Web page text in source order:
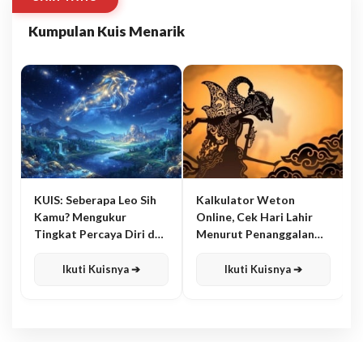
Kumpulan Kuis Menarik
KUIS: Seberapa Leo Sih
Kamu? Mengukur
Tingkat Percaya Diri dan
Ikuti Kuisnya ➔
Kalkulator Weton
Online, Cek Hari Lahir
Menurut Penanggalan
Ikuti Kuisnya ➔